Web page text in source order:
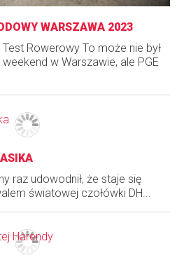
WARSZAWA 2023
Rowerowy To może nie był
w Warszawie, ale PGE
raz udowodnił, że staje się
światowej czołówki DH...